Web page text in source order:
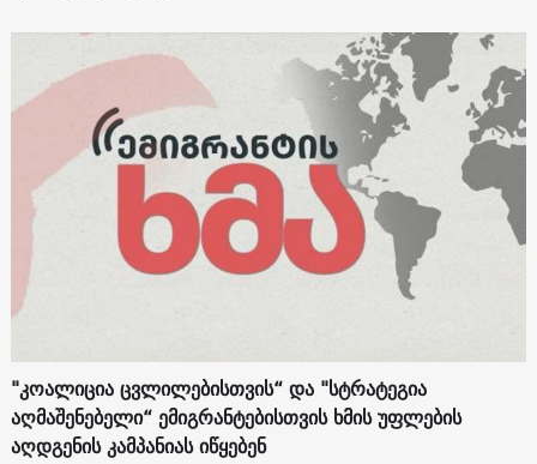
"კოალიცია ცვლილებისთვის“ და "სტრატეგია
აღმაშენებელი“ ემიგრანტებისთვის ხმის უფლების
აღდგენის კამპანიას იწყებენ